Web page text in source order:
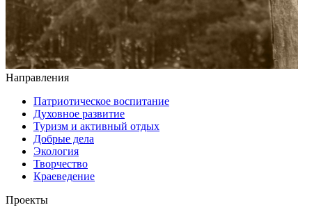
Направления
Патриотическое воспитание
Духовное развитие
Туризм и активный отдых
Добрые дела
Экология
Творчество
Краеведение
Проекты